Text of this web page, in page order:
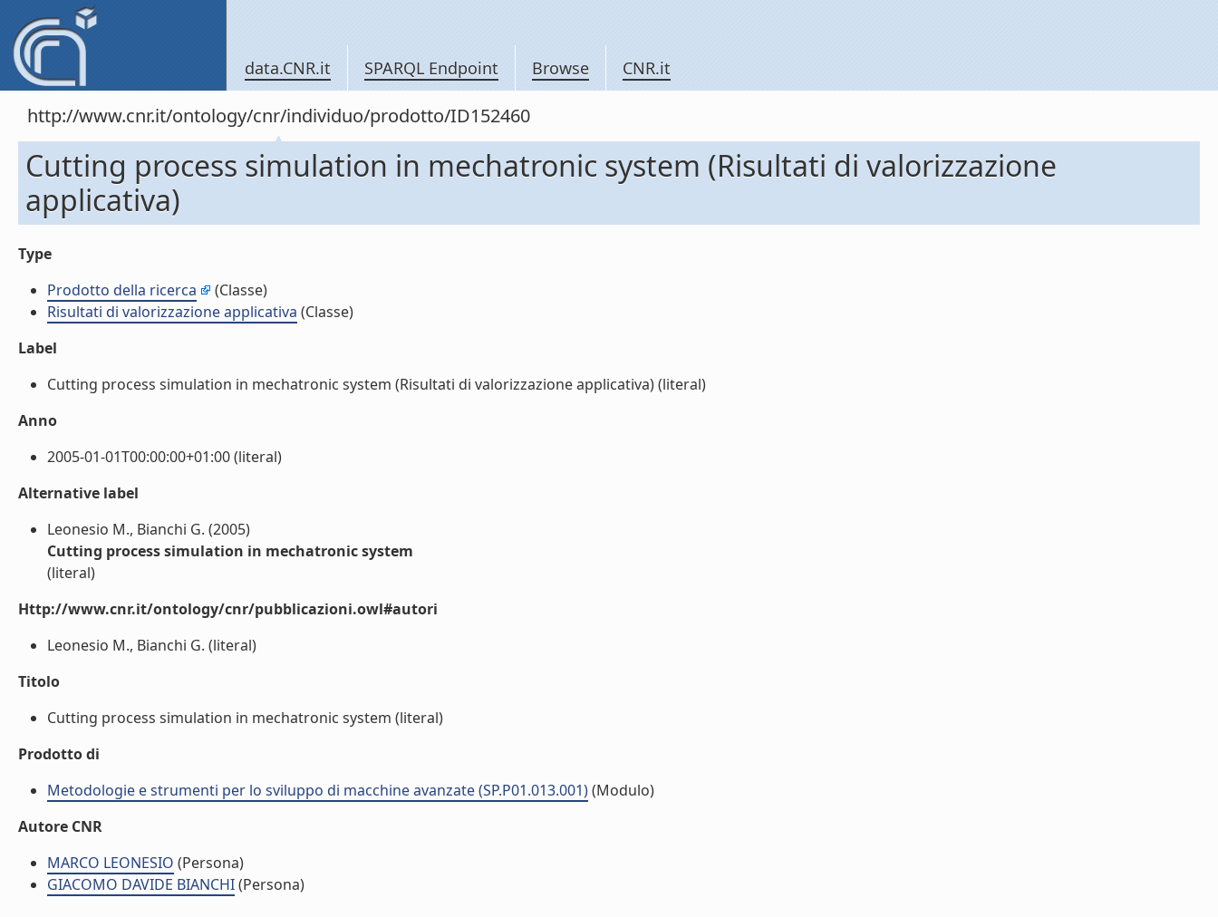
data.CNR.it SPARQL Endpoint Browse CNR.it
http://www.cnr.it/ontology/cnr/individuo/prodotto/ID152460
Cutting process simulation in mechatronic system (Risultati di valorizzazione
applicativa)
Type
Prodotto della ricerca
(Classe)
Risultati di valorizzazione applicativa (Classe)
Label
Cutting process simulation in mechatronic system (Risultati di valorizzazione applicativa) (literal)
Anno
2005-01-01T00:00:00+01:00 (literal)
Alternative label
Leonesio M., Bianchi G. (2005)
Cutting process simulation in mechatronic system
(literal)
Http://www.cnr.it/ontology/cnr/pubblicazioni.owl#autori
Leonesio M., Bianchi G. (literal)
Titolo
Cutting process simulation in mechatronic system (literal)
Prodotto di
Metodologie e strumenti per lo sviluppo di macchine avanzate (SP.P01.013.001)(Modulo)
Autore CNR
MARCO LEONESIO (Persona)
GIACOMO DAVIDE BIANCHI(Persona)